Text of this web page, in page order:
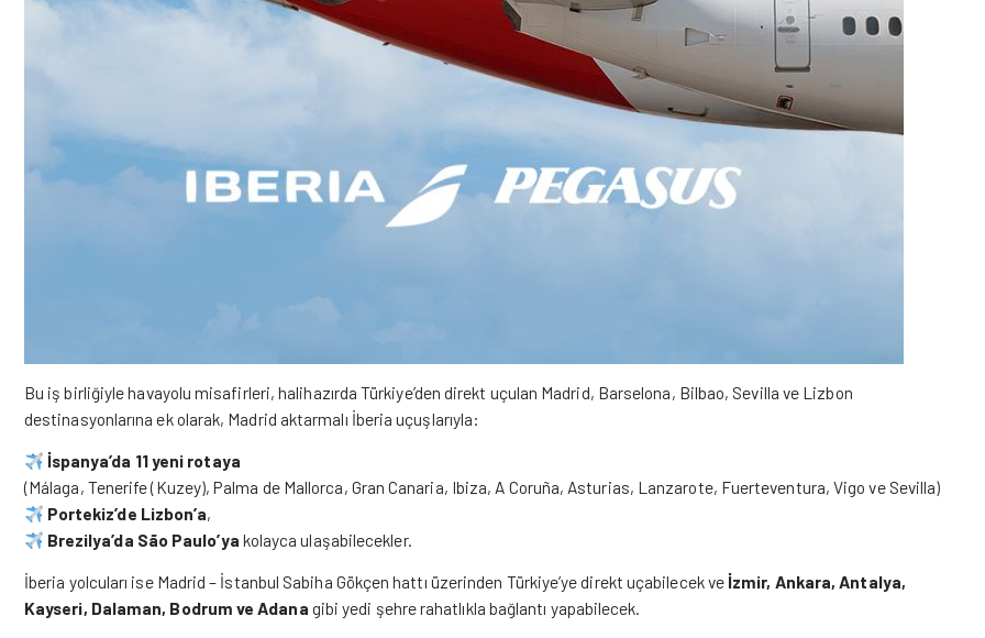
Bu iş birliğiyle havayolu misafirleri, halihazırda Türkiye’den direkt uçulan Madrid, Barselona, Bilbao, Sevilla ve Lizbon
destinasyonlarına ek olarak, Madrid aktarmalı İberia uçuşlarıyla:
İspanya’da 11 yeni rotaya
(Málaga, Tenerife (Kuzey), Palma de Mallorca, Gran Canaria, Ibiza, A Coruña, Asturias, Lanzarote, Fuerteventura, Vigo ve Sevilla)
Portekiz’de Lizbon’a,
Brezilya’da São Paulo’ya kolayca ulaşabilecekler.
İberia yolcuları ise Madrid – İstanbul Sabiha Gökçen hattı üzerinden Türkiye’ye direkt uçabilecek ve İzmir, Ankara, Antalya,
Kayseri, Dalaman, Bodrum ve Adana gibi yedi şehre rahatlıkla bağlantı yapabilecek.